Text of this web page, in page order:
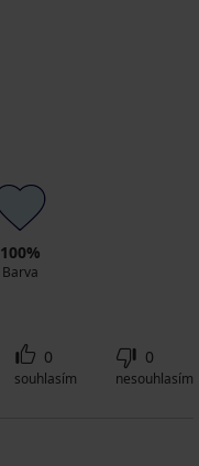
100%
Barva
0
souhlasím
0
nesouhlasím